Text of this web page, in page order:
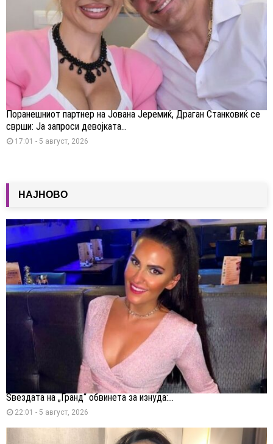
Поранешниот партнер на Јована Јеремиќ, Драган Станковиќ се
сврши: Ја запроси девојката...
17:01 - 5 август, 2026
НАЈНОВО
Ѕвездата на „Гранд“ обвинета за изнуда:...
22:01 - 5 август, 2026